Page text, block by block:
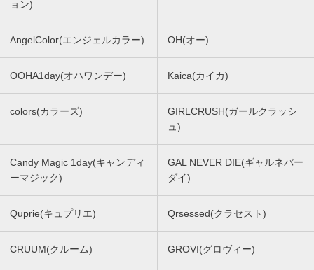
ョン)
AngelColor(エンジェルカラー) OH(オー)
OOHA1day(オハワンデー) Kaica(カイカ)
colors(カラーズ)
GIRLCRUSH(ガールクラッシ
ュ)
Candy Magic 1day(キャンディ
ーマジック)
GAL NEVER DIE(ギャルネバー
ダイ)
Quprie(キュプリエ) Qrsessed(クラセスト)
CRUUM(クルーム) GROVI(グロヴィー)